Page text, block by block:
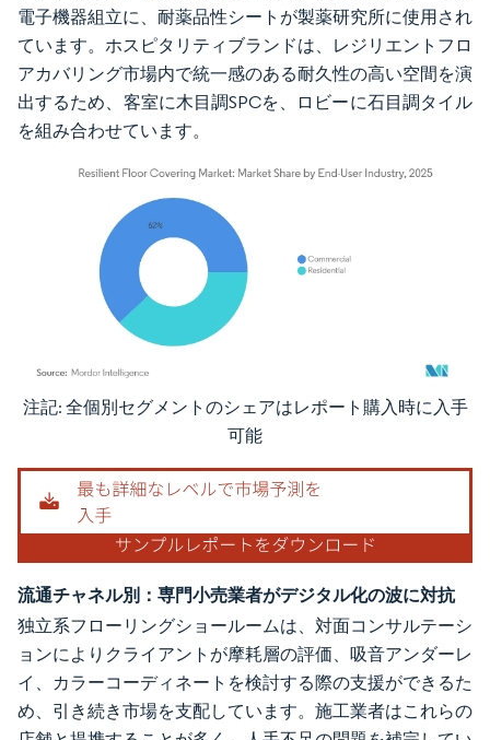
電子機器組立に、耐薬品性シートが製薬研究所に使用され
ています。ホスピタリティブランドは、レジリエントフロ
アカバリング市場内で統一感のある耐久性の高い空間を演
出するため、客室に木目調SPCを、ロビーに石目調タイル
を組み合わせています。
画像 © Mordor Intelligence。再利用にはCC BY 4.0の表示が必要です。
注記: 全個別セグメントのシェアはレポート購入時に入手
可能
流通チャネル別：専門小売業者がデジタル化の波に対抗
独立系フローリングショールームは、対面コンサルテーシ
ョンによりクライアントが摩耗層の評価、吸音アンダーレ
イ、カラーコーディネートを検討する際の支援ができるた
め、引き続き市場を支配しています。施工業者はこれらの